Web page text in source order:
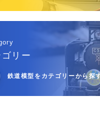
ゴリー
鉄道模型をカテゴリーから探